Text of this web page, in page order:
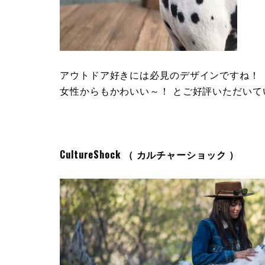
アウトドア好きには必見のデザインですね！
女性からもかわいい～！ とご好評いただい
CultureShock （ カルチャーショック ）